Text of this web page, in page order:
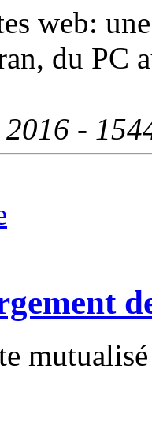
web:
du PC
-